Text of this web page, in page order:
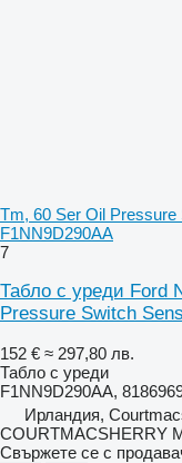
Tm, 60 Ser Oil
F1NN9D290AA
7
Табло с уреди Ford
Pressure Switch
152 € ≈ 297,80 лв.
Табло с уреди
F1NN9D290AA,
Ирландия,
COURTMACSHERRY
Свържете се с